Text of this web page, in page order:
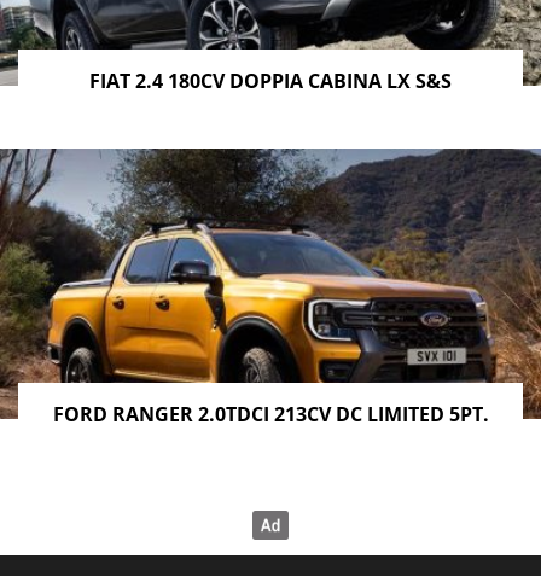
FIAT 2.4 180CV DOPPIA CABINA LX S&S
FORD RANGER 2.0TDCI 213CV DC LIMITED 5PT.